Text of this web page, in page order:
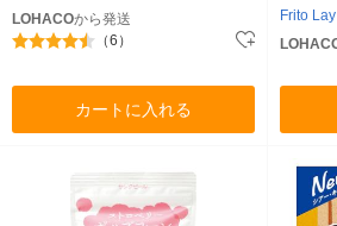
LOHACOから発送
（6）
カートに入れる
Frito Lay